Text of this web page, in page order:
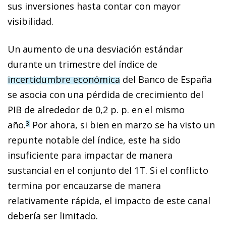
sus inversiones hasta contar con mayor
visibilidad.
Un aumento de una desviación estándar
durante un trimestre del índice de
incertidumbre económica del Banco de España
se asocia con una pérdida de crecimiento del
PIB de alrededor de 0,2 p. p. en el mismo
año.3 Por ahora, si bien en marzo se ha visto un
repunte notable del índice, este ha sido
insuficiente para impactar de manera
sustancial en el conjunto del 1T. Si el conflicto
termina por encauzarse de manera
relativamente rápida, el impacto de este canal
debería ser limitado.